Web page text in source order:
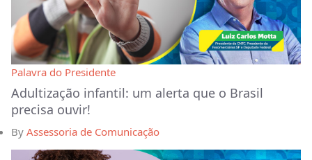
Palavra do Presidente
Adultização infantil: um alerta que o Brasil
precisa ouvir!
By Assessoria de Comunicação